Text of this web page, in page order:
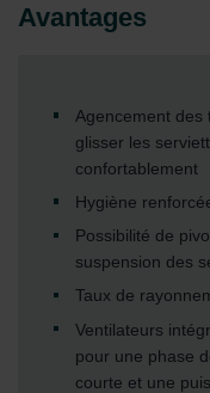
Avantages
Agencement des
glisser les
confortablement
Hygiène
Possibilité de
suspension des
Taux de
Ventilateurs
pour une phase
courte et une